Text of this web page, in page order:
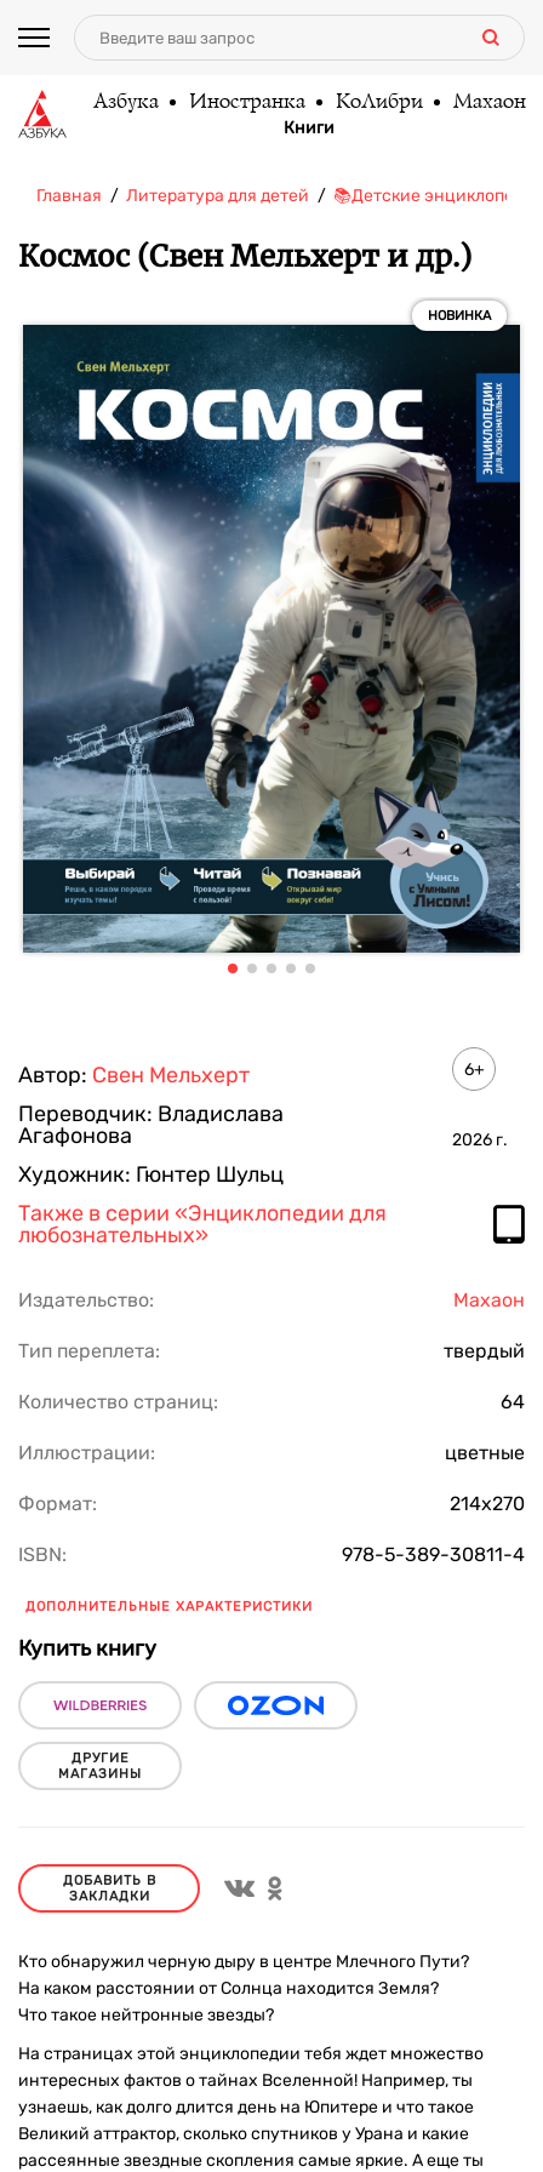
Азбука Иностранка КоЛибри Махаон
Книги
Главная Литература для детей 📚Детские
Космос (Свен Мельхерт и др.)
НОВИНКА
Автор: Свен Мельхерт
Переводчик: Владислава
Агафонова
Художник: Гюнтер Шульц
6+
2026 г.
Также в серии «Энциклопедии для
любознательных»
Издательство: Махаон
Тип переплета: твердый
Количество страниц: 64
Иллюстрации: цветные
Формат: 214х270
ISBN: 978-5-389-30811-4
ДОПОЛНИТЕЛЬНЫЕ ХАРАКТЕРИСТИКИ
Купить книгу
ДРУГИЕ
МАГАЗИНЫ
ДОБАВИТЬ В
ЗАКЛАДКИ
Кто обнаружил черную дыру в центре Млечного Пути?
На каком расстоянии от Солнца находится Земля?
Что такое нейтронные звезды?
На страницах этой энциклопедии тебя ждет множество
интересных фактов о тайнах Вселенной! Например, ты
узнаешь, как долго длится день на Юпитере и что такое
Великий аттрактор, сколько спутников у Урана и какие
рассеянные звездные скопления самые яркие. А еще ты